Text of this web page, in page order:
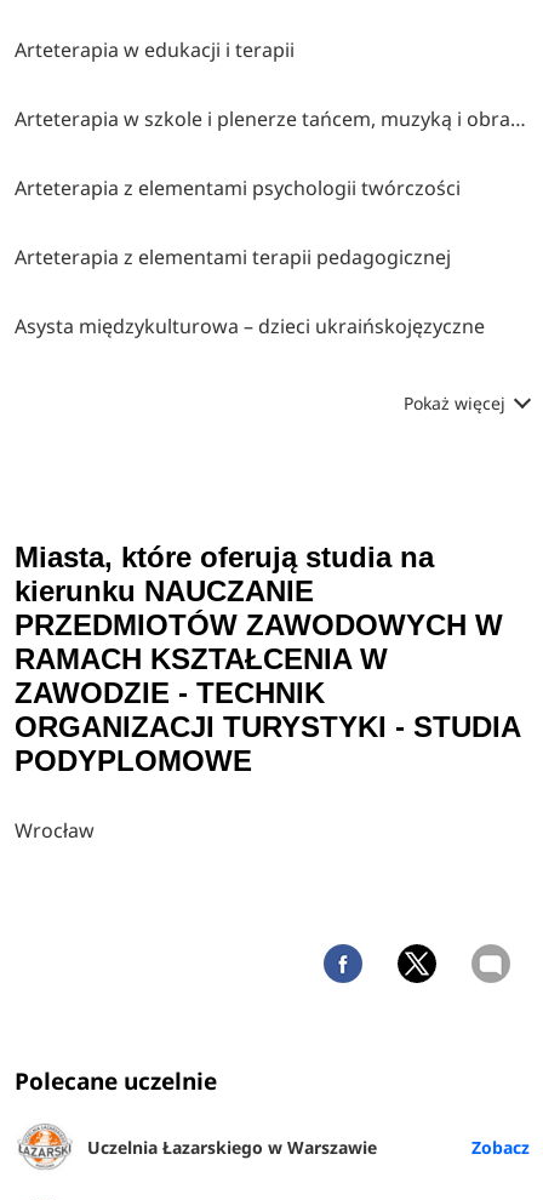
Arteterapia w edukacji i terapii
Arteterapia w szkole i plenerze tańcem, muzyką i obrazem malowana (współorganizatorzy stowarzyszenie twórcze brzózki, cen bydgoszcz, klub myśli twórczej akp bydgoszcz)
Arteterapia z elementami psychologii twórczości
Arteterapia z elementami terapii pedagogicznej
Asysta międzykulturowa – dzieci ukraińskojęzyczne
Pokaż więcej
Miasta, które oferują studia na
kierunku NAUCZANIE
PRZEDMIOTÓW ZAWODOWYCH W
RAMACH KSZTAŁCENIA W
ZAWODZIE - TECHNIK
ORGANIZACJI TURYSTYKI - STUDIA
PODYPLOMOWE
Wrocław
Polecane uczelnie
Uczelnia Łazarskiego w Warszawie